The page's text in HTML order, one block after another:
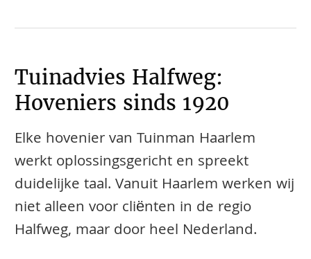
Tuinadvies Halfweg:
Hoveniers sinds 1920
Elke hovenier van Tuinman Haarlem
werkt oplossingsgericht en spreekt
duidelijke taal. Vanuit Haarlem werken wij
niet alleen voor cliënten in de regio
Halfweg, maar door heel Nederland.